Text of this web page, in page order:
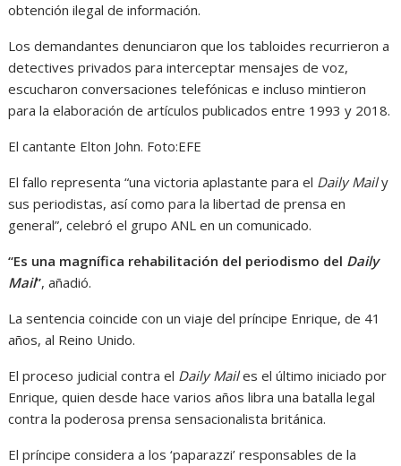
obtención ilegal de información.
Los demandantes denunciaron que los tabloides recurrieron a
detectives privados para interceptar mensajes de voz,
escucharon conversaciones telefónicas e incluso mintieron
para la elaboración de artículos publicados entre 1993 y 2018.
El cantante Elton John. Foto:EFE
El fallo representa “una victoria aplastante para el Daily Maily
sus periodistas, así como para la libertad de prensa en
general”, celebró el grupo ANL en un comunicado.
“Es una magnífica rehabilitación del periodismo del Daily
Mail”, añadió.
La sentencia coincide con un viaje del príncipe Enrique, de 41
años, al Reino Unido.
El proceso judicial contra el Daily Mailes el último iniciado por
Enrique, quien desde hace varios años libra una batalla legal
contra la poderosa prensa sensacionalista británica.
El príncipe considera a los ‘paparazzi’ responsables de la